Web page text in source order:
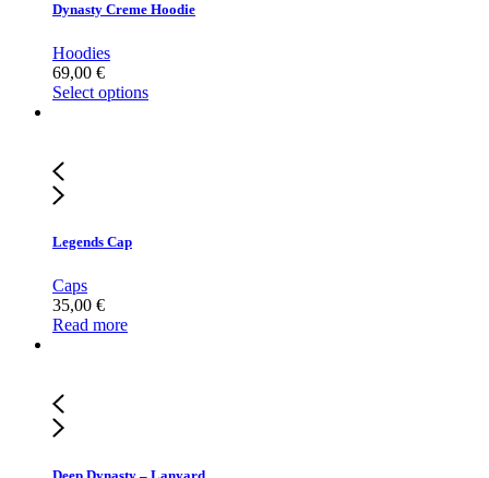
Dynasty Creme Hoodie
Hoodies
69,00 €
Select options
Legends Cap
Caps
35,00 €
Read more